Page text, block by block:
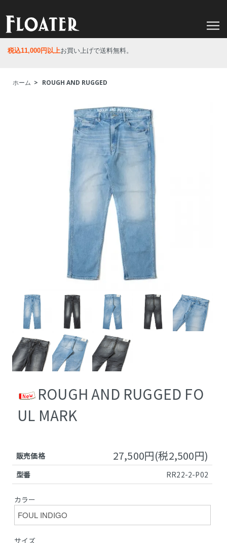
税込11,000円以上お買い上げで送料無料。
ホーム > ROUGH AND RUGGED
ROUGH AND RUGGED FO
UL MARK
販売価格 27,500円(税2,500円)
型番 RR22-2-P02
カラー
サイズ